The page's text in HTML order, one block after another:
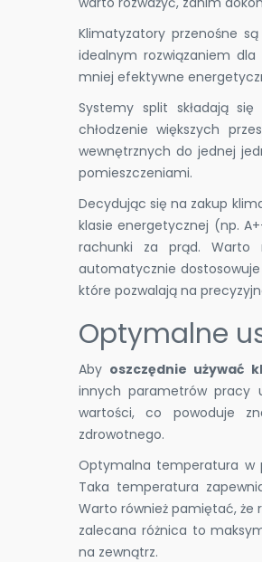
Klimatyzatory przenośne
idealnym rozwiązaniem
mniej efektywne
Systemy split składają
chłodzenie większych
wewnętrznych do jednej
pomieszczeniami.
Decydując się na zakup
klasie energetycznej (np.
rachunki za prąd. Warto
automatycznie
które pozwalają na
Optymalne
Aby oszczędnie używać
innych parametrów pracy
wartości, co powoduje
zdrowotnego.
Optymalna temperatura w
Taka temperatura
Warto również pamiętać,
zalecana różnica to
na zewnątrz.